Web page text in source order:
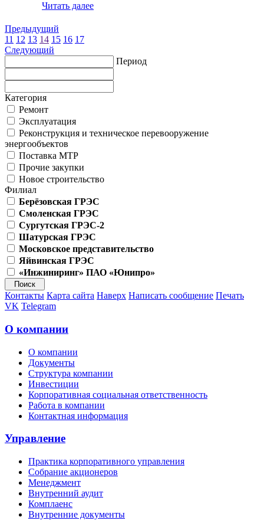
Читать далее
Предыдущий
11 12 13 14 15 16 17
Следующий
Период
Категория
Ремонт
Эксплуатация
Реконструкция и техническое перевооружение
энергообъектов
Поставка МТР
Прочие закупки
Новое строительство
Филиал
Берёзовская ГРЭС
Смоленская ГРЭС
Сургутская ГРЭС-2
Шатурская ГРЭС
Московское представительство
Яйвинская ГРЭС
«Инжиниринг» ПАО «Юнипро»
Контакты Карта сайта Наверх Написать сообщение Печать
VK Telegram
О компании
О компании
Документы
Структура компании
Инвестиции
Корпоративная социальная ответственность
Работа в компании
Контактная информация
Управление
Практика корпоративного управления
Собрание акционеров
Менеджмент
Внутренний аудит
Комплаенс
Внутренние документы